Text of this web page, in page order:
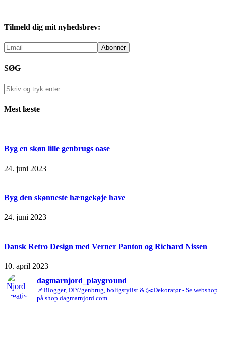
Tilmeld dig mit nyhedsbrev:
SØG
Mest læste
Byg en skøn lille genbrugs oase
24. juni 2023
Byg den skønneste hængekøje have
24. juni 2023
Dansk Retro Design med Verner Panton og Richard Nissen
10. april 2023
dagmarnjord_playground
📌Blogger, DIY/genbrug, boligstylist & ✂️Dekoratør - Se webshop
på shop.dagmarnjord.com